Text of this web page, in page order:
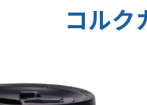
コルク